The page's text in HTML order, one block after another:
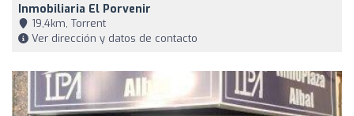
Inmobiliaria El Porvenir
19,4km, Torrent
Ver dirección y datos de contacto